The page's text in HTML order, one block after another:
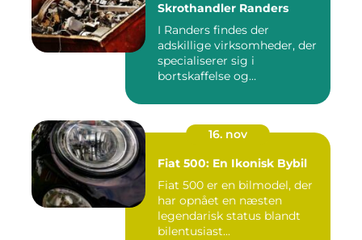
Skrothandler Randers
I Randers findes der
adskillige virksomheder, der
specialiserer sig i
bortskaffelse og
16. nov
Fiat 500: En Ikonisk Bybil
Fiat 500 er en bilmodel, der
har opnået en næsten
legendarisk status blandt
bilentusiast...